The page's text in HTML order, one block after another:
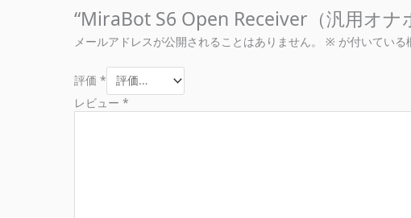
“MiraBot S6 Open Receiver（汎用オ
メールアドレスが公開されることはありません。 ※ が付いている
評価 *
レビュー *